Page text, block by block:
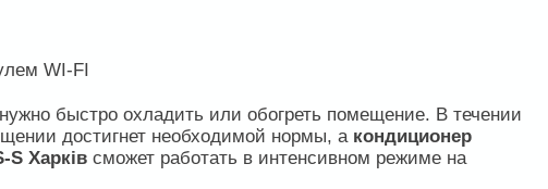
WI-FI
быстро охладить или обогреть помещение. В течении
достигнет необходимой нормы, а кондиционер
S Харків сможет работать в интенсивном режиме на